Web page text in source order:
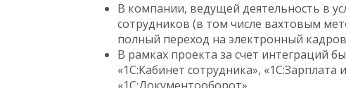
В компании, ведущей деятельность в
сотрудников (в том числе вахтовым
полный переход на электронный
В рамках проекта за счет интеграций
«1С:Кабинет сотрудника»,